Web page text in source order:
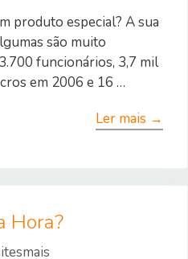
produto especial? A sua
são muito
funcionários, 3,7 mil
em 2006 e 16 …
Ler mais →
Hora?